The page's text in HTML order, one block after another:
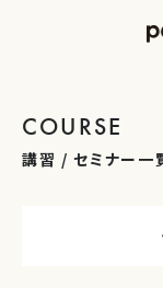
COURSE
講習 / セミナー一